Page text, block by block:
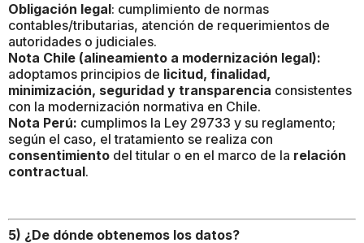
Obligación legal: cumplimiento de normas
contables/tributarias, atención de requerimientos de
autoridades o judiciales.
Nota Chile (alineamiento a modernización legal):
adoptamos principios de licitud, finalidad,
minimización, seguridad y transparencia consistentes
con la modernización normativa en Chile.
Nota Perú: cumplimos la Ley 29733 y su reglamento;
según el caso, el tratamiento se realiza con
consentimiento del titular o en el marco de la relación
contractual.
5) ¿De dónde obtenemos los datos?